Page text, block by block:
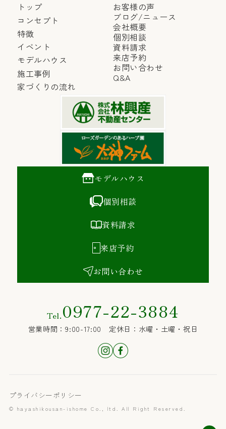
当社は、お客様の便宜のためにこれらのウェブサイト
へのリンクを提供しているにすぎず、これらのウェブ
サイトの利用や掲載商品、サービス等を推奨するもの
ではありません。また、これらのリンクは、当社とリ
ンク先のウェブサイトを管理・運営する法人・個人と
の間に、必ずしも提携・協力等の特別な関係があるこ
とを意味するものではありません。
トップ
コンセプト
特徴
イベント
モデルハウス
施工事例
家づくりの流れ
お客様の声
ブログ/ニュース
会社概要
個別相談
資料請求
来店予約
お問い合わせ
Q&A
モデルハウス
個別相談
資料請求
来店予約
お問い合わせ
Tel.0977-22-3884
営業時間：9:00-17:00 定休日：水曜・土曜・祝日
プライバシーポリシー
© hayashikousan-ishome Co., ltd. All Right Reserved.